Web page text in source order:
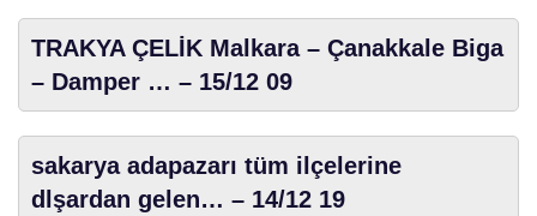
TRAKYA ÇELİK Malkara – Çanakkale Biga
– Damper … – 15/12 09
sakarya adapazarı tüm ilçelerine
dlşardan gelen… – 14/12 19